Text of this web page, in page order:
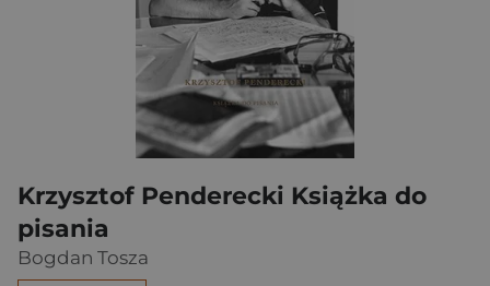
Krzysztof Penderecki Książka do
pisania
Bogdan Tosza